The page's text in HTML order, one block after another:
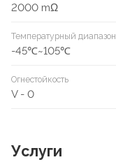
2000 mΩ
Температурный диапазон
-45℃~105℃
Огнестойкость
V - 0
Услуги